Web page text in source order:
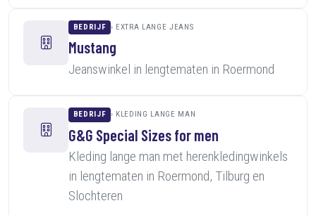
BEDRIJF EXTRA LANGE JEANS
Mustang
Jeanswinkel in lengtematen in Roermond
BEDRIJF KLEDING LANGE MAN
G&G Special Sizes for men
Kleding lange man met herenkledingwinkels
in lengtematen in Roermond, Tilburg en
Slochteren